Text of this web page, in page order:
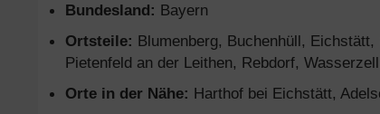
Bundesland: Bayern
Ortsteile: Blumenberg, Buchenhüll,
Pietenfeld an der Leithen, Rebdorf,
Orte in der Nähe: Harthof bei Eichstätt,